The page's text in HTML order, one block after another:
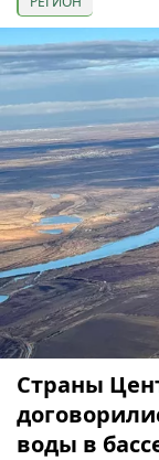
Страны
воды в